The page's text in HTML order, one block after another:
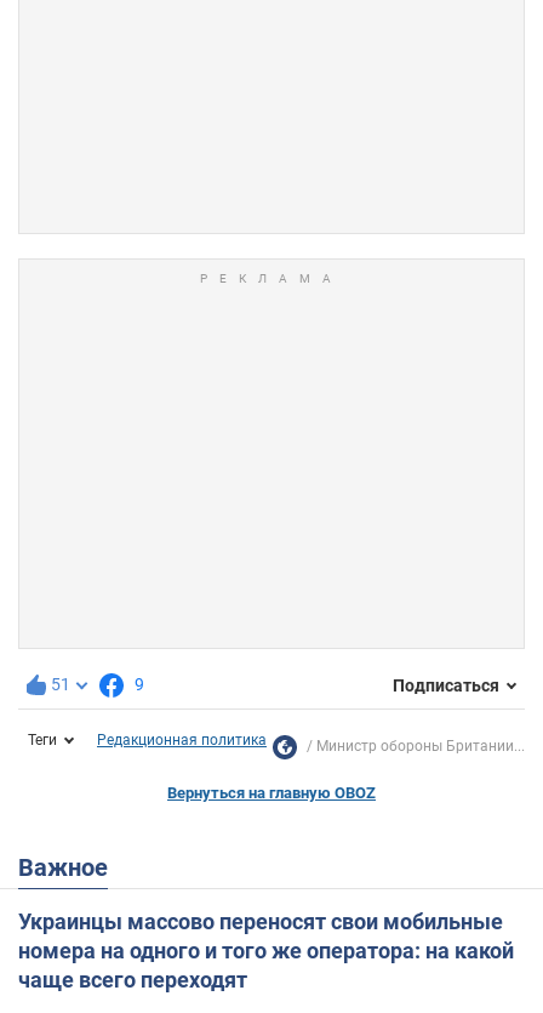
51 9 Подписаться
Теги Редакционная политика Министр обороны Британии...
Вернуться на главную OBOZ
Важное
Украинцы массово переносят свои мобильные
номера на одного и того же оператора: на какой
чаще всего переходят